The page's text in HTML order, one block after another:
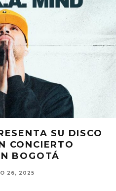
SU DISCO
CONCIERTO
BOGOTÁ
26, 2025